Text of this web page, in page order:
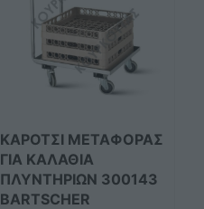
ΚΑΡΟΤΣΙ ΜΕΤΑΦΟΡΑΣ
ΓΙΑ ΚΑΛΑΘΙΑ
ΠΛΥΝΤΗΡΙΩΝ 300143
BARTSCHER